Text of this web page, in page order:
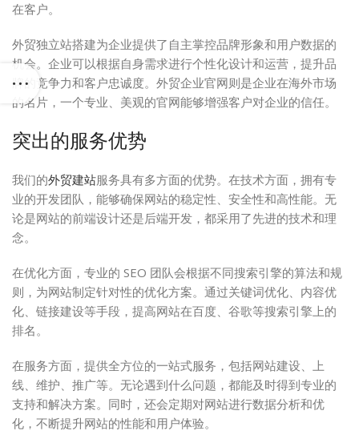
在客户。
外贸独立站搭建为企业提供了自主掌控品牌形象和用户数据的
机会。企业可以根据自身需求进行个性化设计和运营，提升品
牌的竞争力和客户忠诚度。外贸企业官网则是企业在海外市场
的名片，一个专业、美观的官网能够增强客户对企业的信任。
突出的服务优势
我们的外贸建站服务具有多方面的优势。在技术方面，拥有专
业的开发团队，能够确保网站的稳定性、安全性和高性能。无
论是网站的前端设计还是后端开发，都采用了先进的技术和理
念。
在优化方面，专业的 SEO 团队会根据不同搜索引擎的算法和规
则，为网站制定针对性的优化方案。通过关键词优化、内容优
化、链接建设等手段，提高网站在百度、谷歌等搜索引擎上的
排名。
在服务方面，提供全方位的一站式服务，包括网站建设、上
线、维护、推广等。无论遇到什么问题，都能及时得到专业的
支持和解决方案。同时，还会定期对网站进行数据分析和优
化，不断提升网站的性能和用户体验。